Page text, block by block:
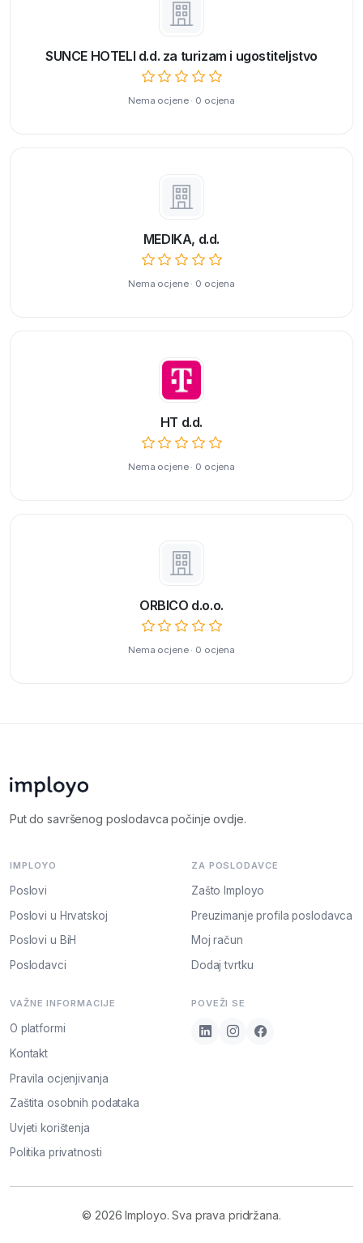
SUNCE HOTELI d.d. za turizam i ugostiteljstvo
Nema ocjene · 0 ocjena
MEDIKA, d.d.
Nema ocjene · 0 ocjena
HT d.d.
Nema ocjene · 0 ocjena
ORBICO d.o.o.
Nema ocjene · 0 ocjena
Put do savršenog poslodavca počinje ovdje.
IMPLOYO
Poslovi
Poslovi u Hrvatskoj
Poslovi u BiH
Poslodavci
ZA POSLODAVCE
Zašto Imployo
Preuzimanje profila poslodavca
Moj račun
Dodaj tvrtku
VAŽNE INFORMACIJE
O platformi
Kontakt
Pravila ocjenjivanja
Zaštita osobnih podataka
Uvjeti korištenja
Politika privatnosti
POVEŽI SE
© 2026 Imployo. Sva prava pridržana.